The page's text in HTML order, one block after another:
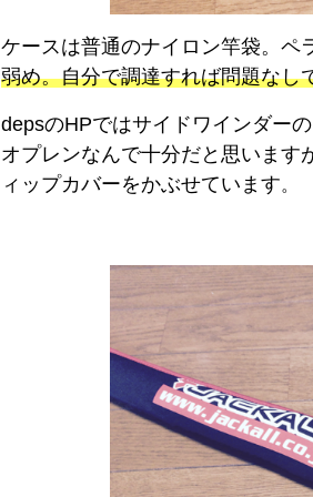
ケースは普通のナイロン竿袋。ペ
弱め。自分で調達すれば問題なし
depsのHPではサイドワインダー
オプレンなんで十分だと思います
ィップカバーをかぶせています。